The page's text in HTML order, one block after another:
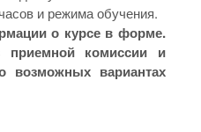
и режима обучения.
о курсе в форме.
комиссии и
возможных вариантах